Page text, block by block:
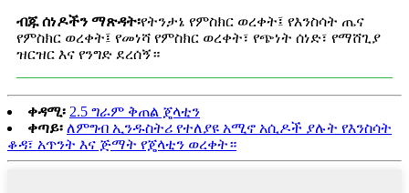
ብጁ ሰነዶችን ማጽዳት፡የትንታኔ የምስክር ወረቀት፤ የእንስሳት ጤና
የምስክር ወረቀት፤ የመነሻ የምስክር ወረቀት፣ የጭነት ሰነድ፣ የማሸጊያ
ዝርዝር እና የንግድ ደረሰኝ።
ቀዳሚ፡ 2.5 ግራም ቅጠል ጄላቲን
ቀጣይ፡ ለምግብ ኢንዱስትሪ የተለያዩ አሚኖ አሲዶች ያሉት የእንስሳት
ቆዳ፣ አጥንት እና ጅማት የጄላቲን ወረቀት።